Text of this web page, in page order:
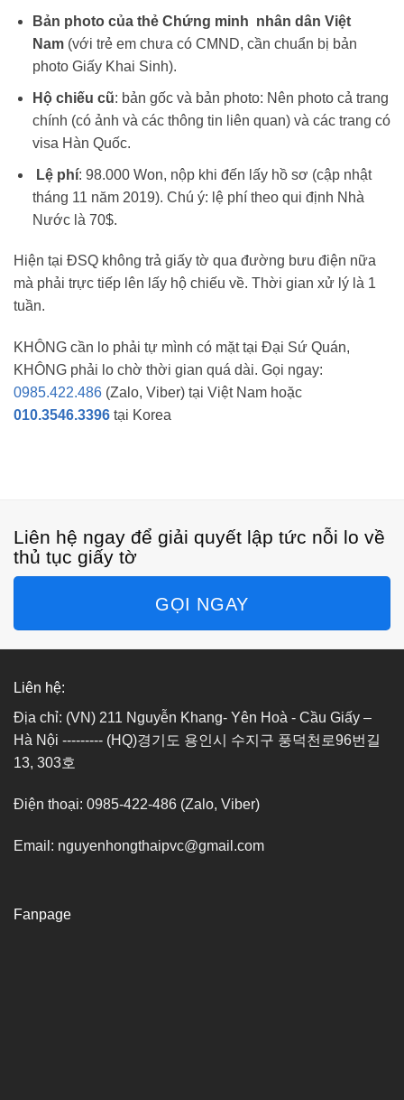
Bản photo của thẻ Chứng minh nhân dân Việt
Nam(với trẻ em chưa có CMND, cần chuẩn bị bản
photo Giấy Khai Sinh).
Hộ chiếu cũ: bản gốc và bản photo: Nên photo cả trang
chính (có ảnh và các thông tin liên quan) và các trang có
visa Hàn Quốc.
Lệ phí: 98.000 Won, nộp khi đến lấy hồ sơ (cập nhật
tháng 11 năm 2019). Chú ý: lệ phí theo qui định Nhà
Nước là 70$.
Hiện tại ĐSQ không trả giấy tờ qua đường bưu điện nữa
mà phải trực tiếp lên lấy hộ chiếu về. Thời gian xử lý là 1
tuần.
KHÔNG cần lo phải tự mình có mặt tại Đại Sứ Quán,
KHÔNG phải lo chờ thời gian quá dài. Gọi ngay:
0985.422.486 (Zalo, Viber) tại Việt Nam hoặc
010.3546.3396 tại Korea
Liên hệ ngay để giải quyết lập tức nỗi lo về
thủ tục giấy tờ
GỌI NGAY
Liên hệ:
Địa chỉ: (VN) 211 Nguyễn Khang- Yên Hoà - Cầu Giấy –
Hà Nội --------- (HQ)경기도 용인시 수지구 풍덕천로96번길
13, 303호
Điện thoại: 0985-422-486 (Zalo, Viber)
Email: nguyenhongthaipvc@gmail.com
Fanpage